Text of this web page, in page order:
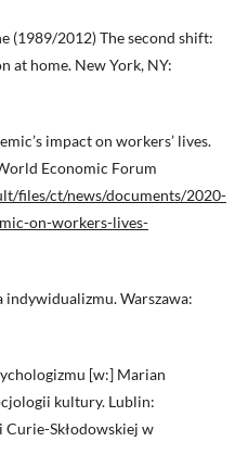
(1989/2012) The second shift:
at home. New York, NY:
impact on workers’ lives.
Economic Forum
files/ct/news/documents/2020-
on-workers-lives-
indywidualizmu. Warszawa:
[w:] Marian
kultury. Lublin:
Skłodowskiej w